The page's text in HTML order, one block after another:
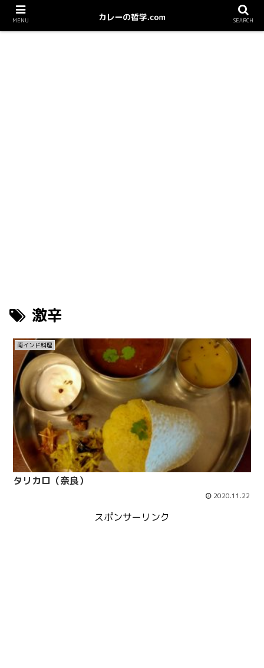
激辛
南インド料理
タリカロ（奈良）
2020.11.22
スポンサーリンク
MENU SEARCH